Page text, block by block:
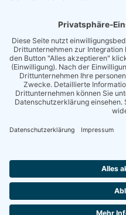
© 2026
Designed by